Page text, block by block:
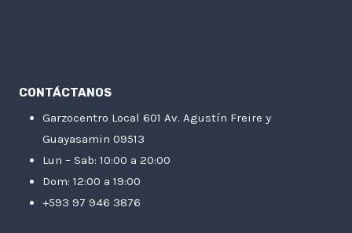
CONTÁCTANOS
Garzocentro Local 601 Av. Agustín Freire y
Guayasamin 09513
Lun – Sab: 10:00 a 20:00
Dom: 12:00 a 19:00
+593 97 946 3876